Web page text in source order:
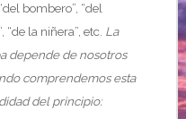
bombero”, “del
“de la niñera”, etc. La
depende de nosotros
comprendemos esta
del principio: